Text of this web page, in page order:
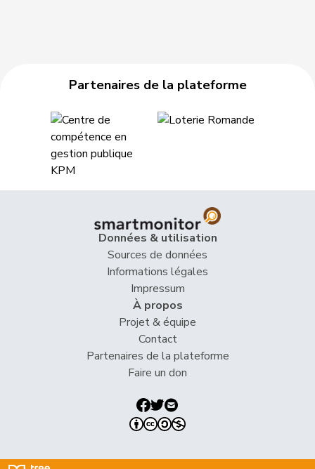
Partenaires de la plateforme
Données & utilisation
Sources de données
Informations légales
Impressum
À propos
Projet & équipe
Contact
Partenaires de la plateforme
Faire un don